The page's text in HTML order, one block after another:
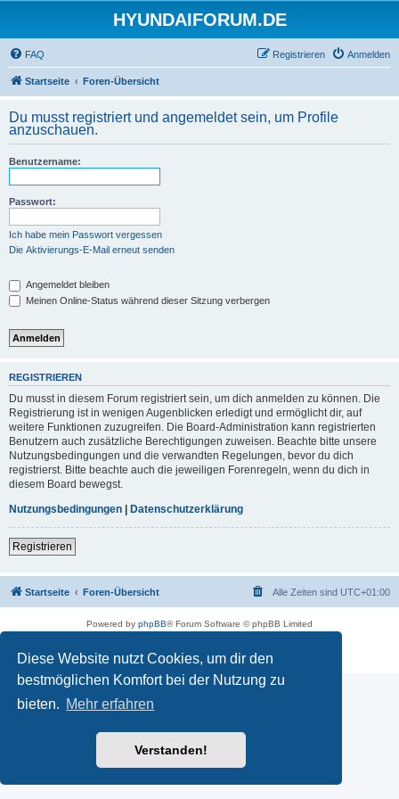
Diese Website nutzt Cookies, um dir den
bestmöglichen Komfort bei der Nutzung zu
bieten. Mehr erfahren
Verstanden!
HYUNDAIFORUM.DE
FAQ Anmelden
Registrieren
Startseite Foren-Übersicht
Du musst registriert und angemeldet sein, um Profile
anzuschauen.
Benutzername:
Passwort:
Ich habe mein Passwort vergessen
Die Aktivierungs-E-Mail erneut senden
Angemeldet bleiben
Meinen Online-Status während dieser Sitzung verbergen
REGISTRIEREN
Du musst in diesem Forum registriert sein, um dich anmelden zu können. Die
Registrierung ist in wenigen Augenblicken erledigt und ermöglicht dir, auf
weitere Funktionen zuzugreifen. Die Board-Administration kann registrierten
Benutzern auch zusätzliche Berechtigungen zuweisen. Beachte bitte unsere
Nutzungsbedingungen und die verwandten Regelungen, bevor du dich
registrierst. Bitte beachte auch die jeweiligen Forenregeln, wenn du dich in
diesem Board bewegst.
Nutzungsbedingungen | Datenschutzerklärung
Registrieren
Startseite Foren-Übersicht Alle Zeiten sind UTC+01:00
Powered by phpBB® Forum Software © phpBB Limited
Impressum|Datenschutz |Nutzungsbedingungen